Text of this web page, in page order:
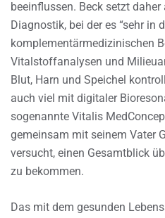
beeinflussen. Beck setzt
Diagnostik, bei der es “sehr in
komplementärmedizinischen
Vitalstoffanalysen und
Blut, Harn und Speichel
auch viel mit digitaler
sogenannte Vitalis
gemeinsam mit seinem Vater
versucht, einen Gesamtblick
zu bekommen.
Das mit dem gesunden